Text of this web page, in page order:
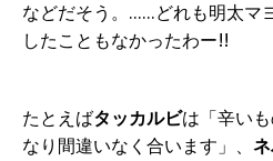
などだそう。……どれも明太マ
したこともなかったわー!!
たとえばタッカルビは「辛い
なり間違いなく合います」、